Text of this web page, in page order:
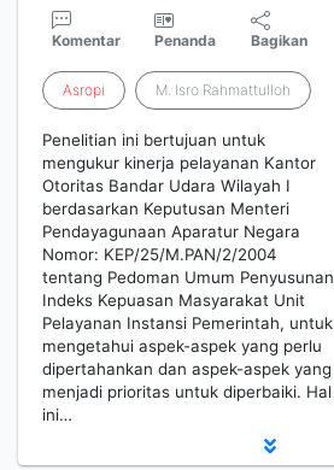
Komentar Penanda Bagikan
Asropi M. Isro Rahmattulloh
Penelitian ini bertujuan untuk
mengukur kinerja pelayanan Kantor
Otoritas Bandar Udara Wilayah I
berdasarkan Keputusan Menteri
Pendayagunaan Aparatur Negara
Nomor: KEP/25/M.PAN/2/2004
tentang Pedoman Umum Penyusunan
Indeks Kepuasan Masyarakat Unit
Pelayanan Instansi Pemerintah, untuk
mengetahui aspek-aspek yang perlu
dipertahankan dan aspek-aspek yang
menjadi prioritas untuk diperbaiki. Hal
ini…